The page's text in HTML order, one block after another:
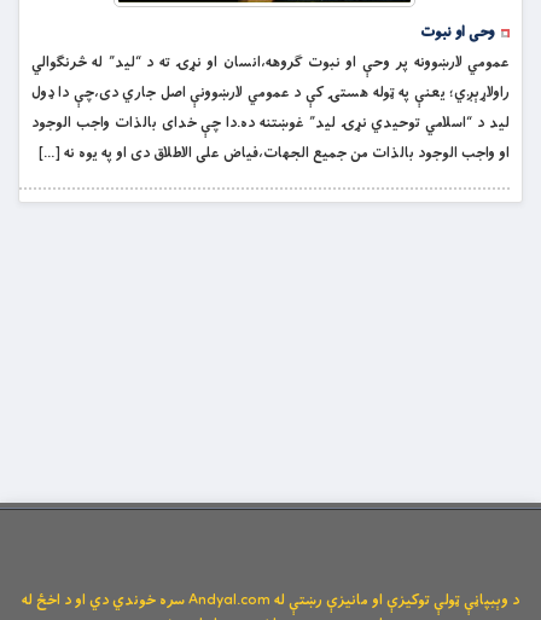
وحی او نبوت
عمومي لارښوونه پر وحې او نبوت ګروهه،انسان او نړۍ ته د “ليد” له څرنګوالي
راولاړېږي؛ يعنې په ټوله هستۍ کې د عمومي لارښوونې اصل جاري دى،چې دا ډول
ليد د “اسلامي توحيدي نړۍ ليد” غوښتنه ده.دا چې خداى بالذات واجب الوجود
او واجب الوجود بالذات من جميع الجهات،فياض على الاطلاق دى او په يوه نه […]
د وېبپاڼې ټولې توکیزې او مانیزې رښتې له Andyal.com سره خوندي دي او د اخځ له